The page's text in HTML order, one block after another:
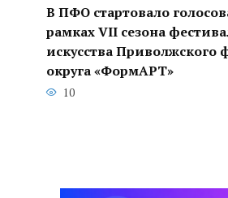
В ПФО стартовало
рамках VII сезона
искусства Приволжского
округа «ФормАРТ»
10